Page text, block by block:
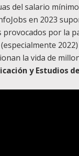
del salario
en 2023
por la
la vida de
y Estudios